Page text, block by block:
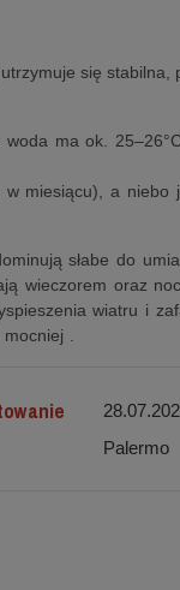
się stabilna,
ma ok.
miesiącu), a niebo
słabe do
wieczorem oraz
wiatru i
.
Palermo